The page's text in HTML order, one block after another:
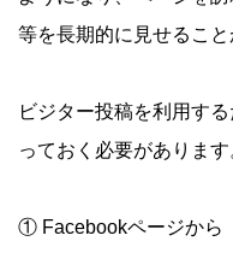
等を長期的に見せること
ビジター投稿を利用す
っておく必要があります
① Facebookページから